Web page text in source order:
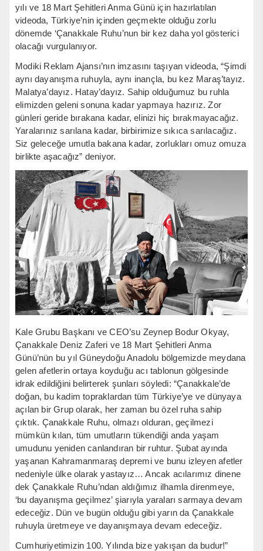
yılı ve 18 Mart Şehitleri Anma Günü için hazırlatılan
videoda, Türkiye’nin içinden geçmekte olduğu zorlu
dönemde ‘Çanakkale Ruhu’nun bir kez daha yol gösterici
olacağı vurgulanıyor.
Modiki Reklam Ajansı’nın imzasını taşıyan videoda, “Şimdi
aynı dayanışma ruhuyla, aynı inançla, bu kez Maraş’tayız.
Malatya’dayız. Hatay’dayız. Sahip olduğumuz bu ruhla
elimizden geleni sonuna kadar yapmaya hazırız. Zor
günleri geride bırakana kadar, elinizi hiç bırakmayacağız.
Yaralarınız sarılana kadar, birbirimize sıkıca sarılacağız.
Siz geleceğe umutla bakana kadar, zorlukları omuz omuza
birlikte aşacağız” deniyor.
Kale Grubu Başkanı ve CEO’su Zeynep Bodur Okyay,
Çanakkale Deniz Zaferi ve 18 Mart Şehitleri Anma
Günü’nün bu yıl Güneydoğu Anadolu bölgemizde meydana
gelen afetlerin ortaya koyduğu acı tablonun gölgesinde
idrak edildiğini belirterek şunları söyledi: “Çanakkale’de
doğan, bu kadim topraklardan tüm Türkiye’ye ve dünyaya
açılan bir Grup olarak, her zaman bu özel ruha sahip
çıktık. Çanakkale Ruhu, olmazı olduran, geçilmezi
mümkün kılan, tüm umutların tükendiği anda yaşam
umudunu yeniden canlandıran bir ruhtur. Şubat ayında
yaşanan Kahramanmaraş depremi ve bunu izleyen afetler
nedeniyle ülke olarak yastayız… Ancak acılarımız dinene
dek Çanakkale Ruhu’ndan aldığımız ilhamla direnmeye,
‘bu dayanışma geçilmez’ şiarıyla yaraları sarmaya devam
edeceğiz. Dün ve bugün olduğu gibi yarın da Çanakkale
ruhuyla üretmeye ve dayanışmaya devam edeceğiz.
Cumhuriyetimizin 100. Yılında bize yakışan da budur!”